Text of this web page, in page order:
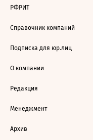
РФРИТ
Справочник компаний
Подписка для юр.лиц
О компании
Редакция
Менеджмент
Архив